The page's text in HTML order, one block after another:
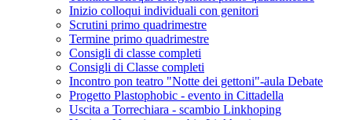
Inizio colloqui individuali con genitori
Scrutini primo quadrimestre
Termine primo quadrimestre
Consigli di classe completi
Consigli di Classe completi
Incontro pon teatro "Notte dei gettoni"-aula Debate
Progetto Plastophobic - evento in Cittadella
Uscita a Torrechiara - scambio Linkhoping